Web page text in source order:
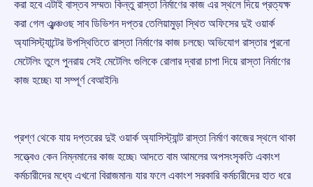
করা হবে এটাই বাস্তব সম্মত৷ কিন্তু রাস্তা নির্মাণের কাজ এর স্থলে দিয়ে প্রত্যক্ষ
করা গেল ঞ্ঝঞ্চওছ সাব ডিভিশন দপ্তর তেলিয়ামুড়া স্থিত অফিসের দুই ওয়ার্ক
অ্যাসিস্ট্যান্টের উপস্থিতিতে রাস্তা নির্মাণের কাজ চলছে৷ অভিযোগ রাস্তার পুরনো
মেটেলিং তুলে পুনরায় সেই মেটেলিং গুলিকে রোলার দ্বারা চাপা দিয়ে রাস্তা নির্মাণের
কাজ হচ্ছে৷ যা সম্পূর্ণ বেআইনি৷
প্রশ্ণ থেকে যায় দপ্তরের দুই ওয়ার্ক অ্যাসিস্ট্যান্ট রাস্তা নির্মাণ কাজের স্থলে থাকা
সত্ত্বেও কেন নিম্নমানের কাজ হচ্ছে৷ আদতে বাম আমলের অপসংসৃকতি একাংশ
কর্মচারীদের মধ্যে এখনো বিরাজমান৷ যার ফলে একাংশ সরকারি কর্মচারীদের হাত ধরে